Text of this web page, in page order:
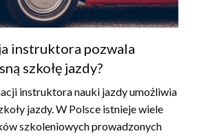
instruktora pozwala
szkołę jazdy?
instruktora nauki jazdy umożliwia
jazdy. W Polsce istnieje wiele
szkoleniowych prowadzonych